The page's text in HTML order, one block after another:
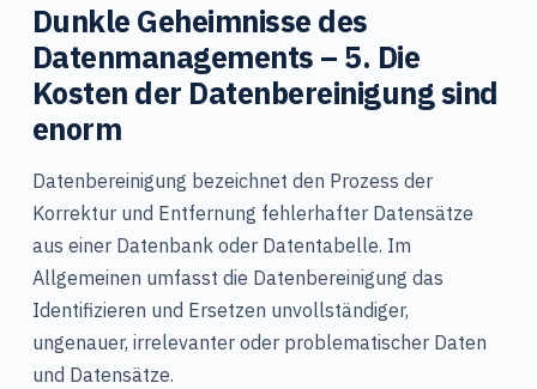
Dunkle Geheimnisse des
Datenmanagements – 5. Die
Kosten der Datenbereinigung sind
enorm
Datenbereinigung bezeichnet den Prozess der
Korrektur und Entfernung fehlerhafter Datensätze
aus einer Datenbank oder Datentabelle. Im
Allgemeinen umfasst die Datenbereinigung das
Identifizieren und Ersetzen unvollständiger,
ungenauer, irrelevanter oder problematischer Daten
und Datensätze.